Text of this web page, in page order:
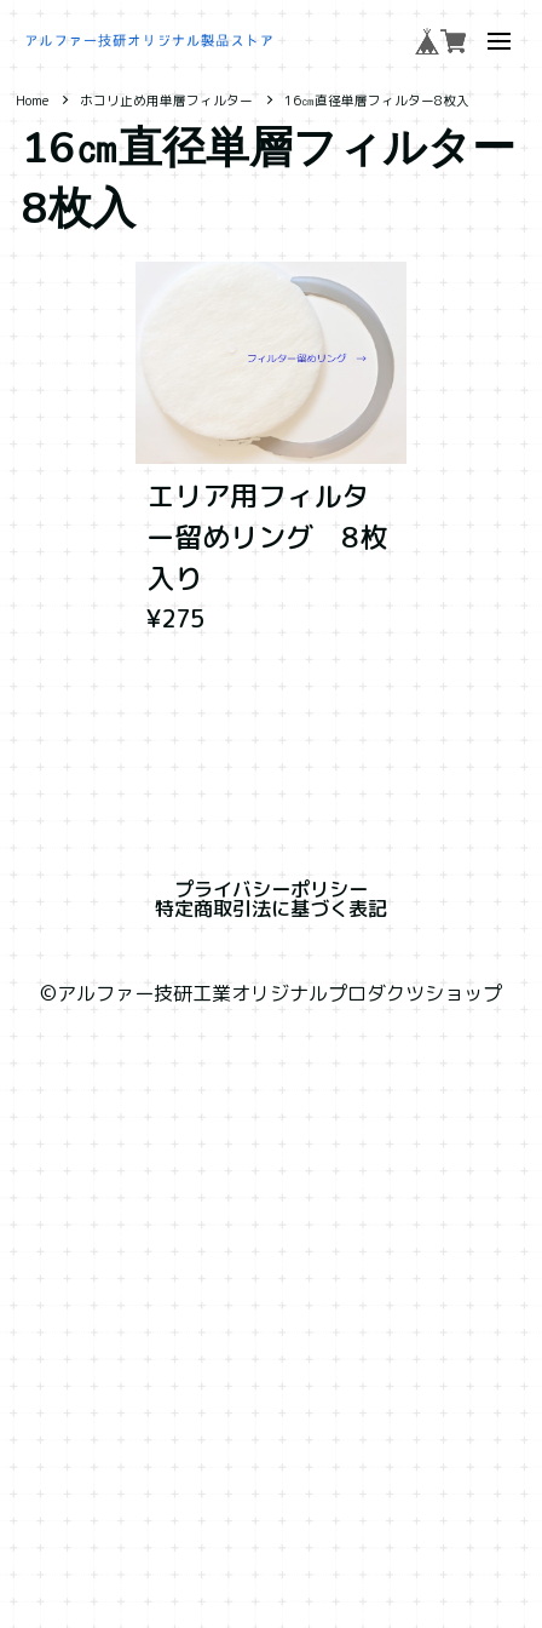
Home ホコリ止め用単層フィルター 16㎝直径単層フィルター8枚入
16㎝直径単層フィルター
8枚入
エリア用フィルタ
ー留めリング 8枚
入り
¥275
プライバシーポリシー
特定商取引法に基づく表記
©︎アルファー技研工業オリジナルプロダクツショップ